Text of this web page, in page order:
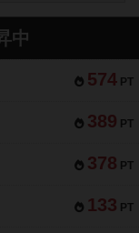
中
574 PT
389 PT
378 PT
133 PT